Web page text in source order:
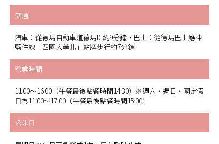
交通
汽車：從德島自動車道德島IC約9分鐘，巴士：從德島巴士應神
藍住線「四國大學北」站牌步行約7分鐘
營業時間
11:00～16:00（午餐最後點餐時間14:30）※週六・週日・國定假
日為11:00～17:00（午餐最後點餐時間15:00）
公休日